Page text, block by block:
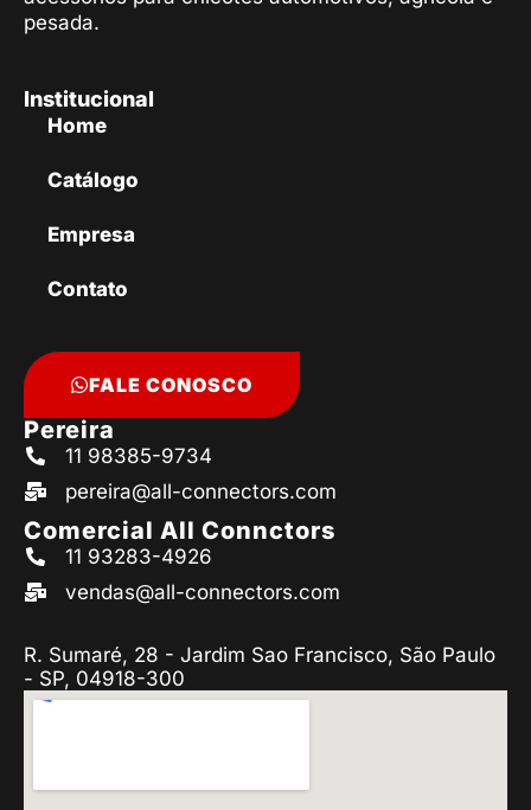
pesada.
Institucional
Home
Catálogo
Empresa
Contato
FALE CONOSCO
Pereira
11 98385-9734
pereira@all-connectors.com
Comercial All Connctors
11 93283-4926
vendas@all-connectors.com
R. Sumaré, 28 - Jardim Sao Francisco, São Paulo
- SP, 04918-300